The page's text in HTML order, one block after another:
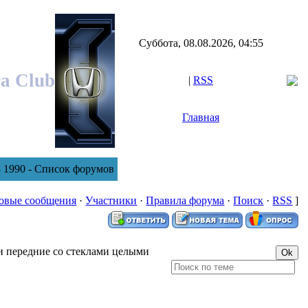
Club
Суббота, 08.08.2026, 04:55
| RSS
Главная
1990 - Список форумов
сообщения ·Участники ·Правила форума ·Поиск ·RSS ]
со стеклами целыми